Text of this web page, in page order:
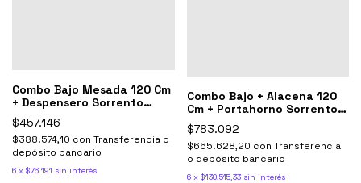
Combo Bajo Mesada 120 Cm
+ Despensero Sorrento
Ricchezze
$457.146
$388.574,10 con Transferencia o
depósito bancario
6 x $76.191 sin interés
Combo Bajo + Alacena 120
Cm + Portahorno Sorrento
Ricchezze
$783.092
$665.628,20 con Transferencia
o depósito bancario
6 x $130.515,33 sin interés